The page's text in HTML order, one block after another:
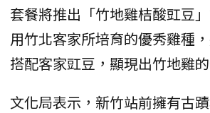
套餐將推出「竹地雞桔酸豇豆
用竹北客家所培育的優秀雞種
搭配客家豇豆，顯現出竹地雞
文化局表示，新竹站前擁有古